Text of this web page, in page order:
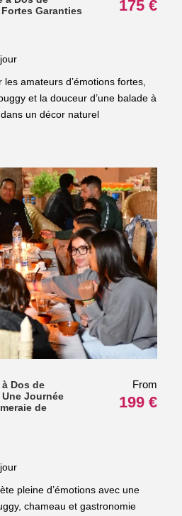
Garanties
175 €
amateurs d’émotions fortes,
et la douceur d’une balade à
un décor naturel
Dos de
Journée
de
From
199 €
pleine d’émotions avec une
chameau et gastronomie